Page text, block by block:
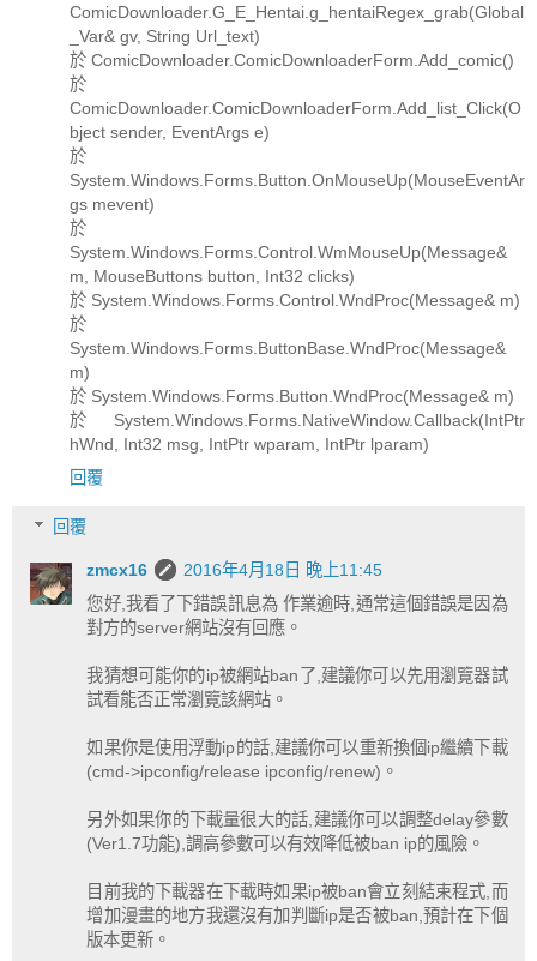
ComicDownloader.G_E_Hentai.g_hentaiRegex_grab(Global
_Var& gv, String Url_text)
於 ComicDownloader.ComicDownloaderForm.Add_comic()
於
ComicDownloader.ComicDownloaderForm.Add_list_Click(O
bject sender, EventArgs e)
於
System.Windows.Forms.Button.OnMouseUp(MouseEventAr
gs mevent)
於
System.Windows.Forms.Control.WmMouseUp(Message&
m, MouseButtons button, Int32 clicks)
於 System.Windows.Forms.Control.WndProc(Message& m)
於
System.Windows.Forms.ButtonBase.WndProc(Message&
m)
於 System.Windows.Forms.Button.WndProc(Message& m)
於 System.Windows.Forms.NativeWindow.Callback(IntPtr
hWnd, Int32 msg, IntPtr wparam, IntPtr lparam)
回覆
回覆
zmcx16
2016年4月18日 晚上11:45
您好,我看了下錯誤訊息為 作業逾時,通常這個錯誤是因為
對方的server網站沒有回應。
我猜想可能你的ip被網站ban了,建議你可以先用瀏覽器試
試看能否正常瀏覽該網站。
如果你是使用浮動ip的話,建議你可以重新換個ip繼續下載
(cmd->ipconfig/release ipconfig/renew)。
另外如果你的下載量很大的話,建議你可以調整delay參數
(Ver1.7功能),調高參數可以有效降低被ban ip的風險。
目前我的下載器在下載時如果ip被ban會立刻結束程式,而
增加漫畫的地方我還沒有加判斷ip是否被ban,預計在下個
版本更新。